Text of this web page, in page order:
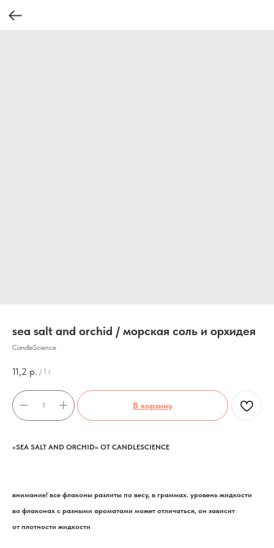
sea salt and orchid / морская соль и орхидея
CandleScience
11,2 р. / 1 г
В корзину
«SEA SALT AND ORCHID» ОТ CANDLESCIENCE
внимание! все флаконы разлиты по весу, в граммах. уровень жидкости
во флаконах с разными ароматами может отличаться, он зависит
от плотности жидкости